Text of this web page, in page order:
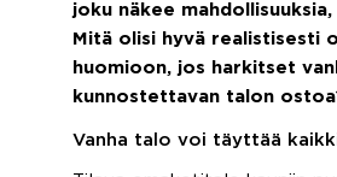
joku näkee
Mitä olisi hyvä realistisesti
huomioon, jos harkitset
kunnostettavan talon
Vanha talo voi täyttää